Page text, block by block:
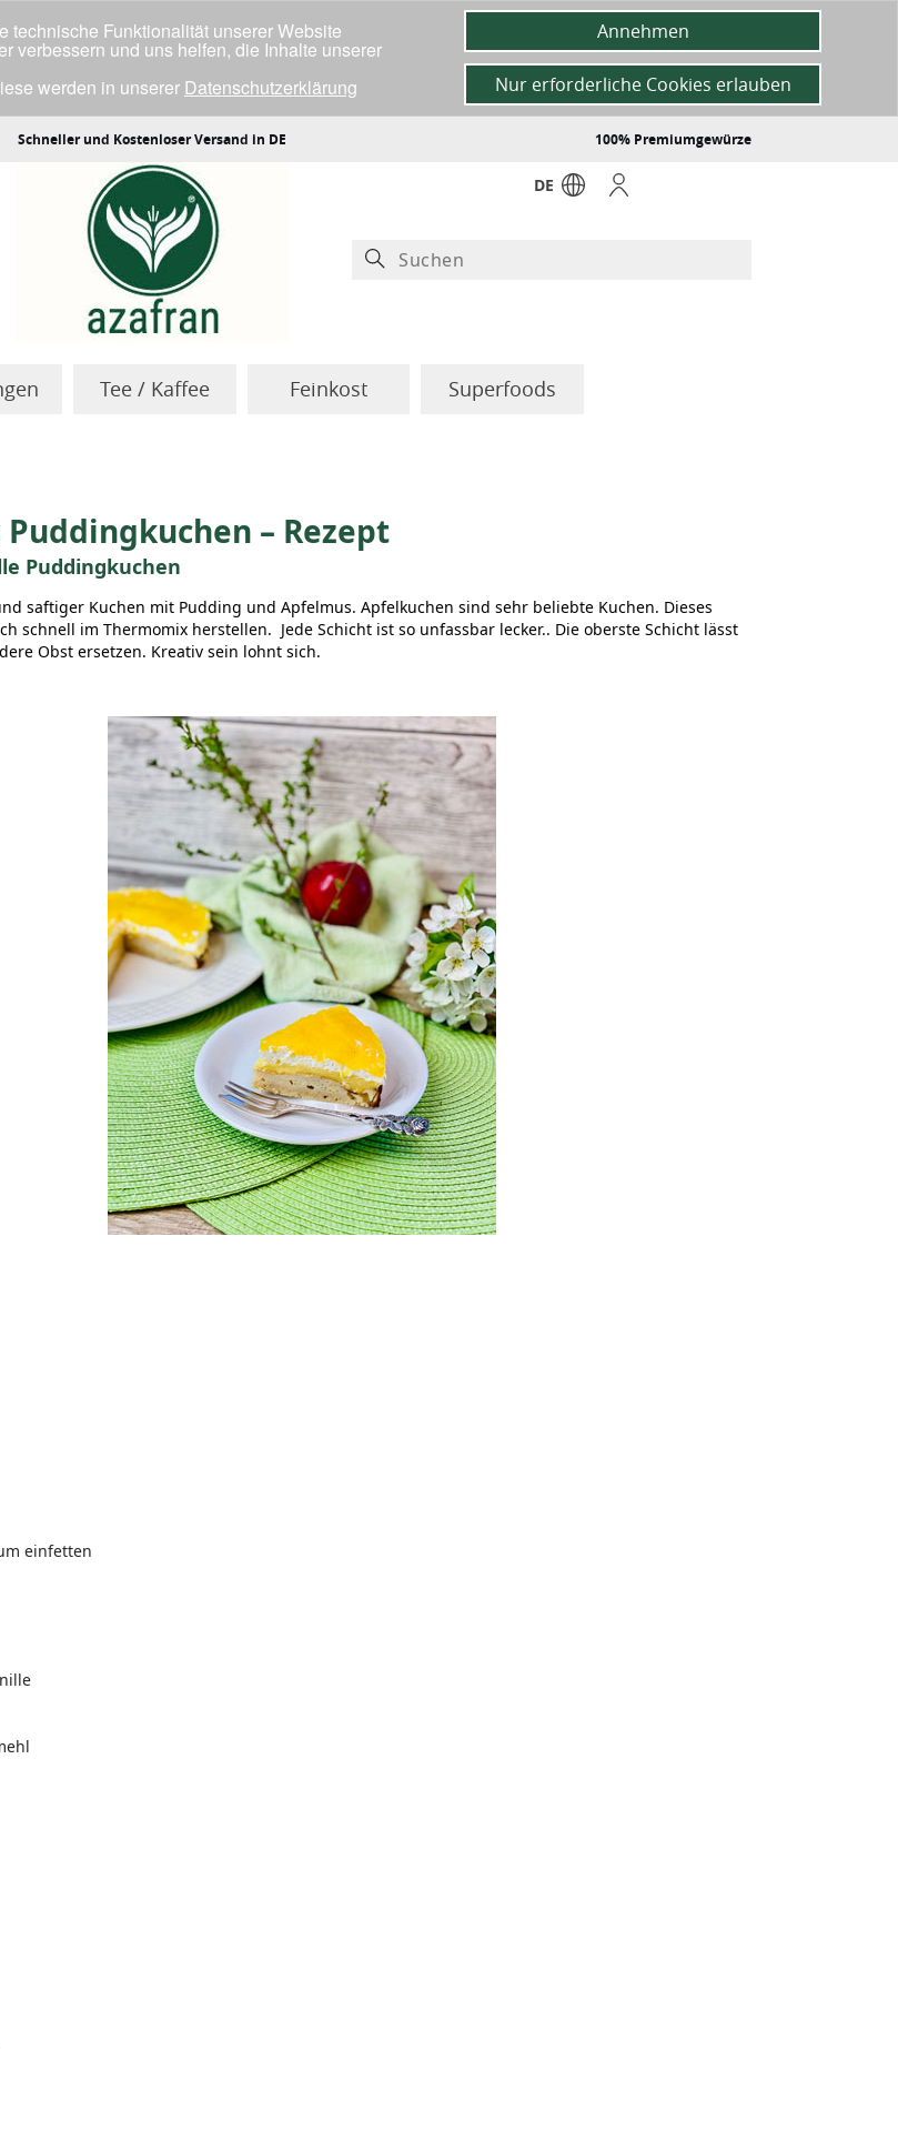
Schneller und Kostenloser Versand in DE 100% Premiumgewürze
DE
Tee / Kaffee Feinkost
Superfoods
– Rezept
Puddingkuchen
saftiger Kuchen mit Pudding und Apfelmus. Apfelkuchen sind sehr beliebte Kuchen. Dieses
schnell im Thermomix herstellen. Jede Schicht ist so unfassbar lecker.. Die oberste Schicht lässt
Obst ersetzen. Kreativ sein lohnt sich.
einfetten
Funktionalität unserer Website
verbessern und uns helfen, die Inhalte unserer
werden in unserer Datenschutzerklärung
einverstanden bist.
Annehmen
Nur erforderliche Cookies erlauben